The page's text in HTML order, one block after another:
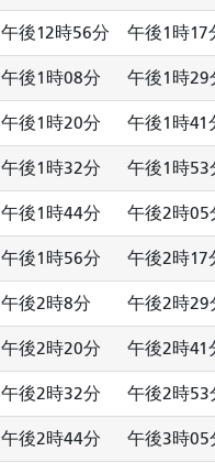
午後12時56分 午後1時17
午後1時08分 午後1時29
午後1時20分 午後1時41
午後1時32分 午後1時53
午後1時44分 午後2時05
午後1時56分 午後2時17
午後2時8分 午後2時29
午後2時20分 午後2時41
午後2時32分 午後2時53
午後2時44分 午後3時05